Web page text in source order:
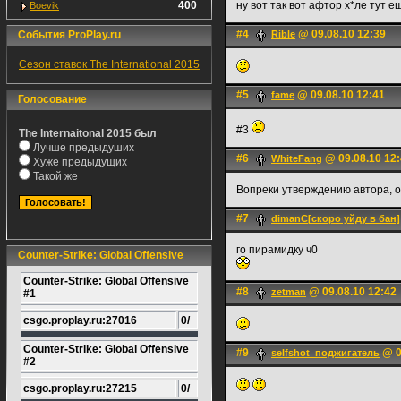
Boevik 400
События ProPlay.ru
Сезон ставок The International 2015
Голосование
The Internaitonal 2015 был
Лучше предыдуших
Хуже предыдущих
Такой же
Counter-Strike: Global Offensive
Counter-Strike: Global Offensive
#1
csgo.proplay.ru:27016 0/
Counter-Strike: Global Offensive
#2
csgo.proplay.ru:27215 0/
ну вот так вот афтор х*ле тут
#4 Rible @ 09.08.10 12:39
#5 fame @ 09.08.10 12:41
#3
#6 WhiteFаng @ 09.08.10
Вопреки утверждению автора,
#7 dimanC[скоро уйду в бан]
го пирамидку ч0
#8 zetman @ 09.08.10 12:42
#9 selfshot_поджигатель @